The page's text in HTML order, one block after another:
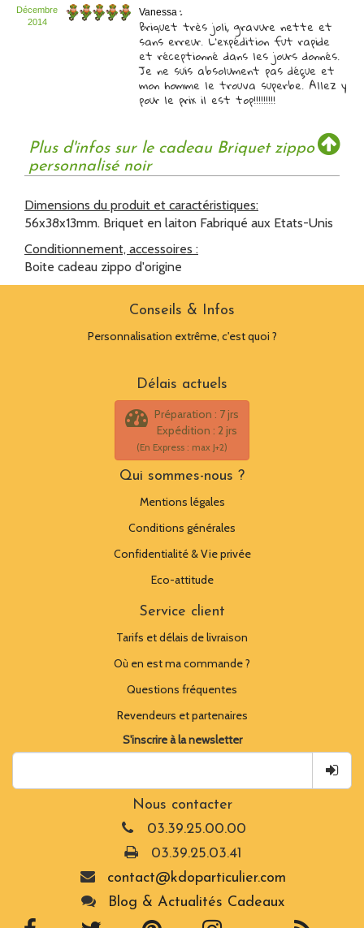
Décembre
2014
Vanessa :
Briquet très joli, gravure nette et
sans erreur. L'expédition fut rapide
et réceptionné dans les jours donnés.
Je ne suis absolument pas déçue et
mon homme le trouva superbe. Allez y
pour le prix il est top!!!!!!!!!
Plus d'infos sur le cadeau Briquet zippo
personnalisé noir
Dimensions du produit et caractéristiques:
56x38x13mm. Briquet en laiton Fabriqué aux Etats-Unis
Conditionnement, accessoires :
Boite cadeau zippo d'origine
Conseils & Infos
Personnalisation extrême, c'est quoi ?
Délais actuels
Préparation : 7 jrs
Expédition : 2 jrs
(En Express : max J+2)
Qui sommes-nous ?
Mentions légales
Conditions générales
Confidentialité & Vie privée
Eco-attitude
Service client
Tarifs et délais de livraison
Où en est ma commande ?
Questions fréquentes
Revendeurs et partenaires
S'inscrire à la newsletter
Nous contacter
03.39.25.00.00
03.39.25.03.41
contact@kdoparticulier.com
Blog & Actualités Cadeaux